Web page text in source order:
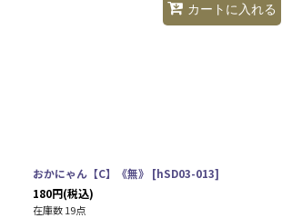
カートに入れる
おかにゃん【C】《無》 [hSD03-013]
180円(税込)
在庫数 19点